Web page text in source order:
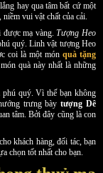
hay qua tâm bất cứ một
vui vật chất của cải.
được mạ vàng.Tượng Heo
quý. Linh vật tượng Heo
coi là một mónquà tặng
quà này nhất là những
quý. Vì thế bạn không
trưng bàytượng Dê
tâm. Bởi đây cũng là con
khách hàng, đối tác, bạn
chọn tốt nhất cho bạn.